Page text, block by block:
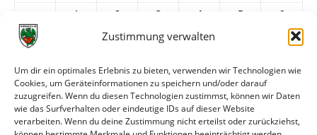
Zustimmung verwalten
Um dir ein optimales Erlebnis zu bieten, verwenden wir Technologien wie
Cookies, um Geräteinformationen zu speichern und/oder darauf
zuzugreifen. Wenn du diesen Technologien zustimmst, können wir Daten
wie das Surfverhalten oder eindeutige IDs auf dieser Website
verarbeiten. Wenn du deine Zustimmung nicht erteilst oder zurückziehst,
1
2 3 4 5
6
7
9 10 11
21
22 23 24 25 26
28
29 30
31
« Juni
Aug. »